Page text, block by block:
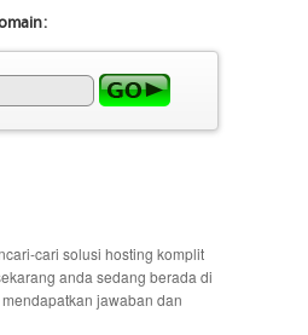
cari solusi hosting komplit
anda sedang berada di
jawaban dan